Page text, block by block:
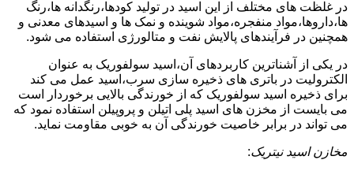
در غلظت های مختلف از این اسید در تولید کودها،رنگدانه ها،رنگ
ها،داروها،مواد منفجره،مواد شوینده و نمک ها و اسیدهای معدنی و
همچنین در فرآیندهای پالایش نفت و متالورژی استفاده می شود.
در یکی از آشناترین کاربردهای آن،اسید سولفوریک به عنوان
الکترولیت در باتری های ذخیره سازی سرب،اسید عمل می کند
برای ذخیره اسید سولفوریک که از خورندگی بالایی برخوردار است
می بایست از مخزن های اسید پلی اتیلن و پروپیلن استفاده نمود که
می تواند در برابر خاصیت خورندگی آن به خوبی مقاومت نماید.
مخازن اسید نیتریک: